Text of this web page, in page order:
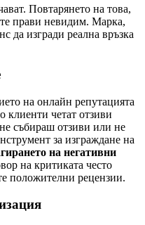
Повтарянето на това,
прави невидим. Марка,
да изгради реална връзка
на онлайн репутацията
клиенти четат отзиви
събираш отзиви или не
за изграждане на
на негативни
на критиката често
положителни рецензии.